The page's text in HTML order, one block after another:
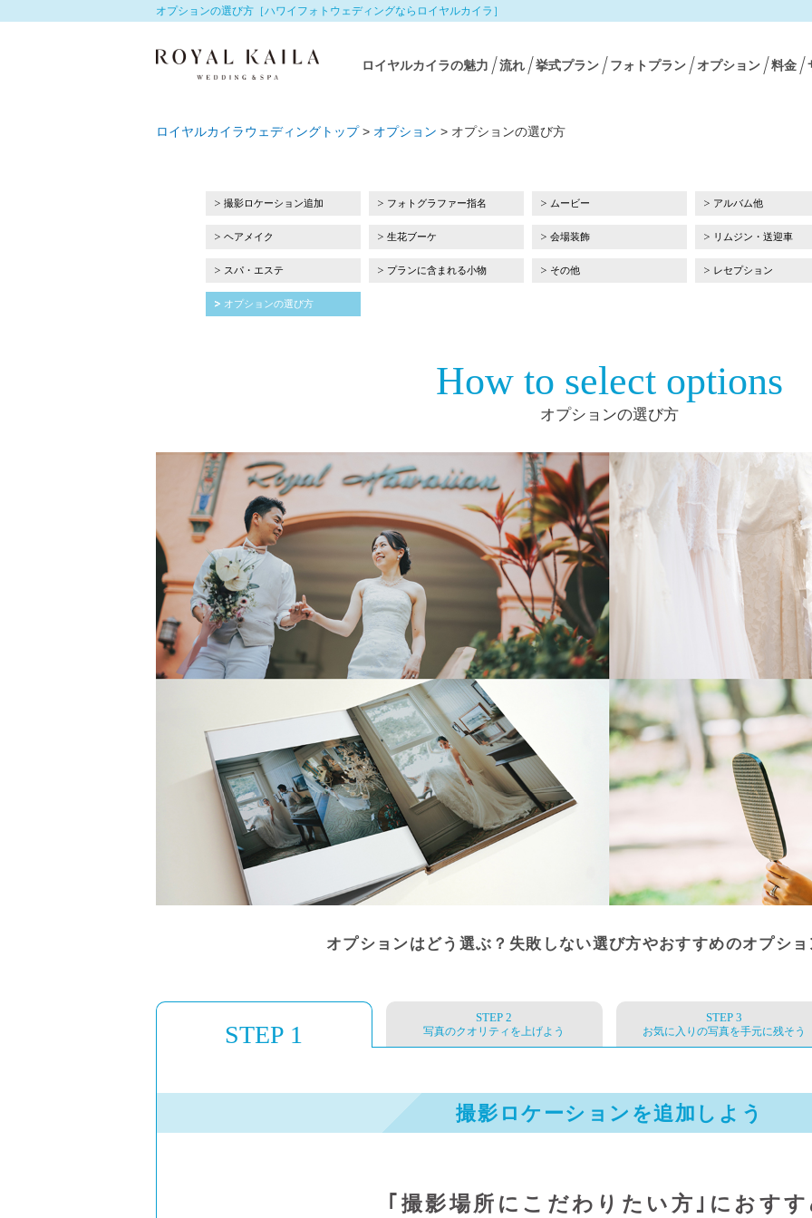
オプションの選び方［ハワイフォトウェディングならロイヤルカイラ］
ロイヤルカイラの魅力 流れ 挙式プラン フォトプラン オプション 料金
ロイヤルカイラウェディングトップ> オプション > オプションの選び方
撮影ロケーション追加 フォトグラファー指名 ムービー アルバム他
ヘアメイク 生花ブーケ 会場装飾 リムジン・送迎車
スパ・エステ プランに含まれる小物 その他 レセプション
オプションの選び方
How to select options
オプションの選び方
オプションはどう選ぶ？失敗しない選び方やおすすめのオプシ
STEP 1
STEP 2
写真のクオリティを上げよう
STEP 3
お気に入りの写真を手元に残そう
撮影ロケーションを追加しよう
｢撮影場所にこだわりたい方｣に おす